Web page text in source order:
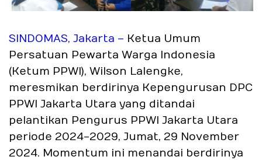
SINDOMAS, Jakarta – Ketua Umum
Persatuan Pewarta Warga Indonesia
(Ketum PPWI), Wilson Lalengke,
meresmikan berdirinya Kepengurusan DPC
PPWI Jakarta Utara yang ditandai
pelantikan Pengurus PPWI Jakarta Utara
periode 2024-2029, Jumat, 29 November
2024. Momentum ini menandai berdirinya